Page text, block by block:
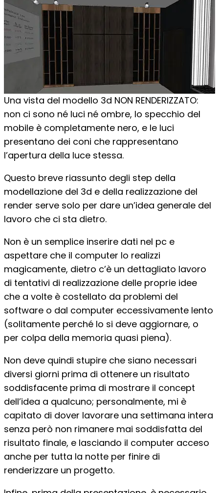
Una vista del modello 3d NON RENDERIZZATO:
non ci sono né luci né ombre, lo specchio del
mobile è completamente nero, e le luci
presentano dei coni che rappresentano
l’apertura della luce stessa.
Questo breve riassunto degli step della
modellazione del 3d e della realizzazione del
render serve solo per dare un’idea generale del
lavoro che ci sta dietro.
Non è un semplice inserire dati nel pc e
aspettare che il computer lo realizzi
magicamente, dietro c’è un dettagliato lavoro
di tentativi di realizzazione delle proprie idee
che a volte è costellato da problemi del
software o dal computer eccessivamente lento
(solitamente perché lo si deve aggiornare, o
per colpa della memoria quasi piena).
Non deve quindi stupire che siano necessari
diversi giorni prima di ottenere un risultato
soddisfacente prima di mostrare il concept
dell’idea a qualcuno; personalmente, mi è
capitato di dover lavorare una settimana intera
senza però non rimanere mai soddisfatta del
risultato finale, e lasciando il computer acceso
anche per tutta la notte per finire di
renderizzare un progetto.